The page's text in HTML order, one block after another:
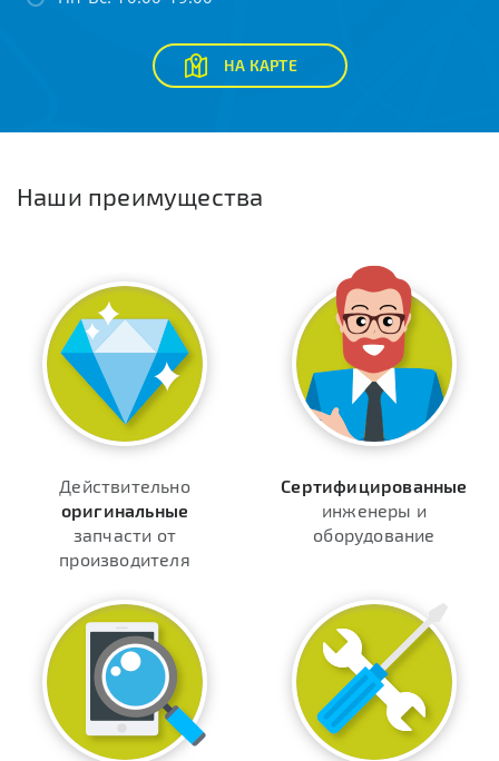
НА КАРТЕ
Наши преимущества
Действительно
оригинальные
запчасти от
производителя
Сертифицированные
инженеры и
оборудование